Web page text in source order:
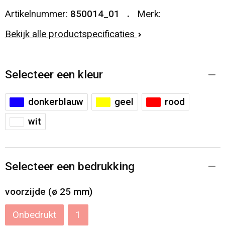
Artikelnummer: 850014_01
Merk:
Bekijk alle productspecificaties
Selecteer een kleur
donkerblauw geel
rood
wit
Selecteer een bedrukking
voorzijde (ø 25 mm)
Onbedrukt 1